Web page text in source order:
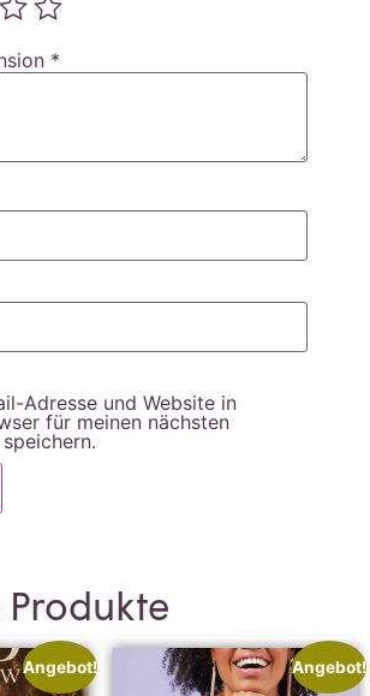
*
Adresse und Website in
für meinen nächsten
Angebot! Angebot!